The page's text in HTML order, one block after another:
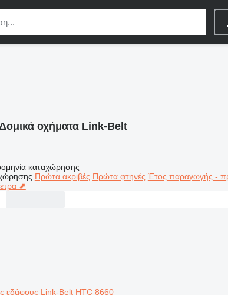
οχήματα Link-Belt
καταχώρησης
Πρώτα ακριβές Πρώτα φτηνές Έτος παραγωγής -
⬈